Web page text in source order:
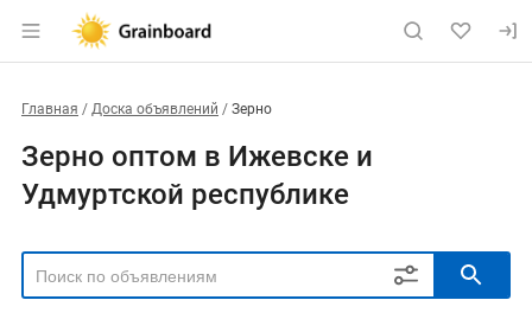
Главная Доска объявлений Зерно
Зерно оптом в Ижевске и
Удмуртской республике